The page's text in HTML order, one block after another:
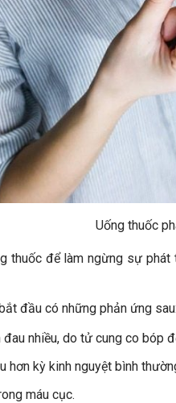
Uống thuốc
thuốc để làm ngừng sự
đầu có những phản ứng sau:
nhiều, do tử cung co bóp
hơn kỳ kinh nguyệt bình
máu cục.